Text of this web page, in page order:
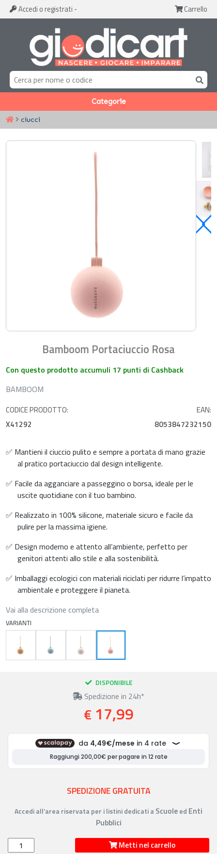
Accedi o registrati - Carrello
Categorie
ciucci
Bamboom Portaciuccio Rosa
Con questo prodotto accumuli 17 punti di Cashback
BAMBOOM
CODICE PRODOTTO:
X41292
EAN:
8053847232150
✅ Mantieni il ciuccio pulito e sempre a portata di mano grazie
al pratico portaciuccio dal design intelligente.
✅ Facile da agganciare a passeggino o borsa, ideale per le
uscite quotidiane con il tuo bambino.
✅ Realizzato in 100% silicone, materiale sicuro e facile da
pulire per la massima igiene.
✅ Design moderno e attento all’ambiente, perfetto per
genitori attenti allo stile e alla sostenibilità.
✅ Imballaggi ecologici con materiali riciclati per ridurre l’impatto
ambientale e proteggere il pianeta.
Vai alla descrizione completa
VARIANTI
DISPONIBILE
Spedizione in 24h*
€ 17,99
SPEDIZIONE GRATUITA
Accedi all’area riservata per i listini dedicati a Scuoleed Enti
Pubblici
Metti nel carrello